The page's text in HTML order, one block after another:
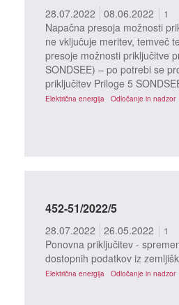
28.07.2022 08.06.2022 1
Napačna presoja možnosti
ne vključuje meritev, temveč
presoje možnosti priključitve
SONDSEE) – po potrebi se
priključitev Priloge 5
Električna energija Odločanje in nadzor
452-51/2022/5
28.07.2022 26.05.2022 1
Ponovna priključitev -
dostopnih podatkov iz
Električna energija Odločanje in nadzor